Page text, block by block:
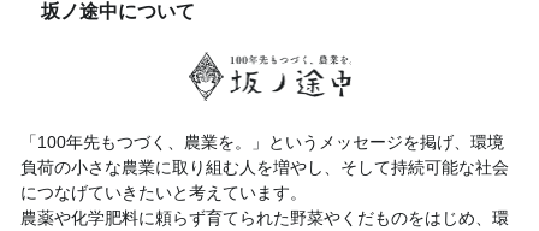
坂ノ途中について
「100年先もつづく、農業を。」というメッセージを掲げ、環境
負荷の小さな農業に取り組む人を増やし、そして持続可能な社会
につなげていきたいと考えています。
農薬や化学肥料に頼らず育てられた野菜やくだものをはじめ、環